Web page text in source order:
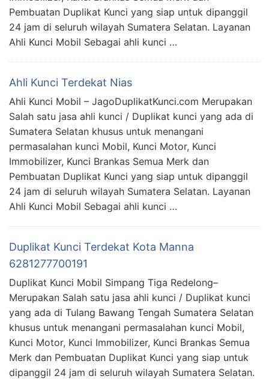
Pembuatan Duplikat Kunci yang siap untuk dipanggil
24 jam di seluruh wilayah Sumatera Selatan. Layanan
Ahli Kunci Mobil Sebagai ahli kunci …
Ahli Kunci Terdekat Nias
Ahli Kunci Mobil – JagoDuplikatKunci.com Merupakan
Salah satu jasa ahli kunci / Duplikat kunci yang ada di
Sumatera Selatan khusus untuk menangani
permasalahan kunci Mobil, Kunci Motor, Kunci
Immobilizer, Kunci Brankas Semua Merk dan
Pembuatan Duplikat Kunci yang siap untuk dipanggil
24 jam di seluruh wilayah Sumatera Selatan. Layanan
Ahli Kunci Mobil Sebagai ahli kunci …
Duplikat Kunci Terdekat Kota Manna
6281277700191
Duplikat Kunci Mobil Simpang Tiga Redelong–
Merupakan Salah satu jasa ahli kunci / Duplikat kunci
yang ada di Tulang Bawang Tengah Sumatera Selatan
khusus untuk menangani permasalahan kunci Mobil,
Kunci Motor, Kunci Immobilizer, Kunci Brankas Semua
Merk dan Pembuatan Duplikat Kunci yang siap untuk
dipanggil 24 jam di seluruh wilayah Sumatera Selatan.